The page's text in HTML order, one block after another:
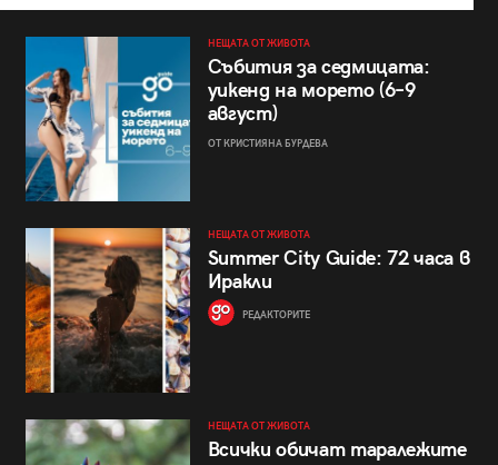
НЕЩАТА ОТ ЖИВОТА
Събития за седмицата:
уикенд на морето (6–9
август)
ОТ КРИСТИЯНА БУРДЕВА
НЕЩАТА ОТ ЖИВОТА
Summer City Guide: 72 часа в
Иракли
РЕДАКТОРИТЕ
НЕЩАТА ОТ ЖИВОТА
Всички обичат таралежите